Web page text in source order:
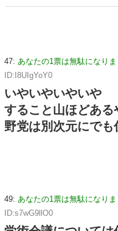
47: あなたの1票は無駄になりま
ID:I8UIgYoY0
いやいやいやいや
すること山ほどある
野党は別次元にでも
49: あなたの1票は無駄になりま
ID:s7wG9llO0